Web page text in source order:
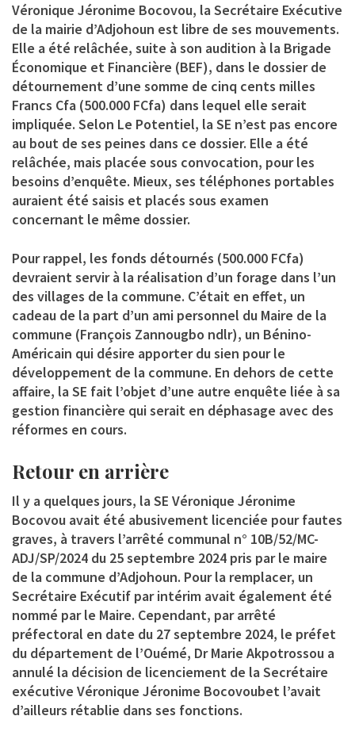
Véronique Jéronime Bocovou, la Secrétaire Exécutive
de la mairie d’Adjohoun est libre de ses mouvements.
Elle a été relâchée, suite à son audition à la Brigade
Économique et Financière (BEF), dans le dossier de
détournement d’une somme de cinq cents milles
Francs Cfa (500.000 FCfa) dans lequel elle serait
impliquée. Selon Le Potentiel, la SE n’est pas encore
au bout de ses peines dans ce dossier. Elle a été
relâchée, mais placée sous convocation, pour les
besoins d’enquête. Mieux, ses téléphones portables
auraient été saisis et placés sous examen
concernant le même dossier.
Pour rappel, les fonds détournés (500.000 FCfa)
devraient servir à la réalisation d’un forage dans l’un
des villages de la commune. C’était en effet, un
cadeau de la part d’un ami personnel du Maire de la
commune (François Zannougbo ndlr), un Bénino-
Américain qui désire apporter du sien pour le
développement de la commune. En dehors de cette
affaire, la SE fait l’objet d’une autre enquête liée à sa
gestion financière qui serait en déphasage avec des
réformes en cours.
Retour en arrière
Il y a quelques jours, la SE Véronique Jéronime
Bocovou avait été abusivement licenciée pour fautes
graves, à travers l’arrêté communal n° 10B/52/MC-
ADJ/SP/2024 du 25 septembre 2024 pris par le maire
de la commune d’Adjohoun. Pour la remplacer, un
Secrétaire Exécutif par intérim avait également été
nommé par le Maire. Cependant, par arrêté
préfectoral en date du 27 septembre 2024, le préfet
du département de l’Ouémé, Dr Marie Akpotrossou a
annulé la décision de licenciement de la Secrétaire
exécutive Véronique Jéronime Bocovoubet l’avait
d’ailleurs rétablie dans ses fonctions.